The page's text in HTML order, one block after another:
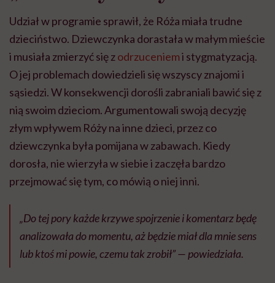
Udział w programie sprawił, że Róża miała trudne
dzieciństwo. Dziewczynka dorastała w małym mieście
i musiała zmierzyć się zodrzuceniemi stygmatyzacją.
O jej problemach dowiedzieli się wszyscy znajomi i
sąsiedzi. W konsekwencji dorośli zabraniali bawić się z
nią swoim dzieciom. Argumentowali swoją decyzję
złym wpływem Róży na inne dzieci, przez co
dziewczynka była pomijana w zabawach. Kiedy
dorosła, nie wierzyła w siebie i zaczęła bardzo
przejmować się tym, co mówią o niej inni.
„Do tej pory każde krzywe spojrzenie i komentarz będę
analizowała do momentu, aż będzie miał dla mnie sens
lub ktoś mi powie, czemu tak zrobił” — powiedziała.